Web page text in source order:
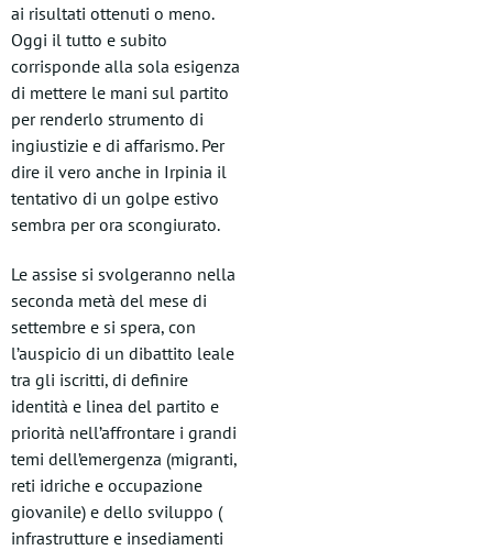
ai risultati ottenuti o meno.
Oggi il tutto e subito
corrisponde alla sola esigenza
di mettere le mani sul partito
per renderlo strumento di
ingiustizie e di affarismo. Per
dire il vero anche in Irpinia il
tentativo di un golpe estivo
sembra per ora scongiurato.
Le assise si svolgeranno nella
seconda metà del mese di
settembre e si spera, con
l’auspicio di un dibattito leale
tra gli iscritti, di definire
identità e linea del partito e
priorità nell’affrontare i grandi
temi dell’emergenza (migranti,
reti idriche e occupazione
giovanile) e dello sviluppo (
infrastrutture e insediamenti